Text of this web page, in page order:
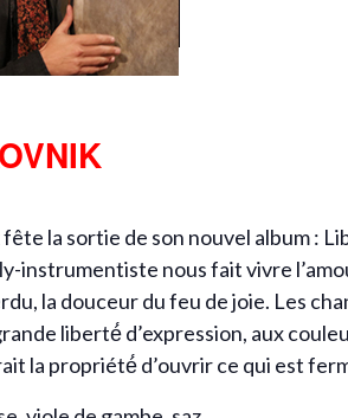
fête la sortie de son nouvel album :
instrumentiste nous fait vivre
la douceur du feu de joie. Les
liberté́ d’expression, aux
la propriété́ d’ouvrir ce qui est